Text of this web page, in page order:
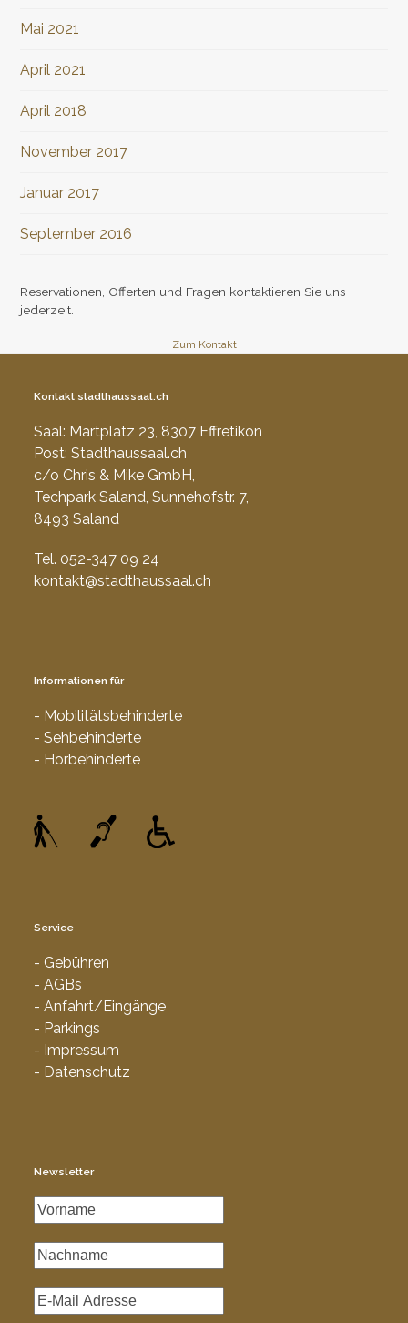
Mai 2021
April 2021
April 2018
November 2017
Januar 2017
September 2016
Reservationen, Offerten und Fragen kontaktieren Sie uns
jederzeit.
Zum Kontakt
Kontakt stadthaussaal.ch
Saal: Märtplatz 23, 8307 Effretikon
Post: Stadthaussaal.ch
c/o Chris & Mike GmbH,
Techpark Saland, Sunnehofstr. 7,
8493 Saland
Tel. 052-347 09 24
kontakt@stadthaussaal.ch
Informationen für
- Mobilitätsbehinderte
- Sehbehinderte
- Hörbehinderte
Service
- Gebühren
- AGBs
- Anfahrt/Eingänge
- Parkings
- Impressum
- Datenschutz
Newsletter